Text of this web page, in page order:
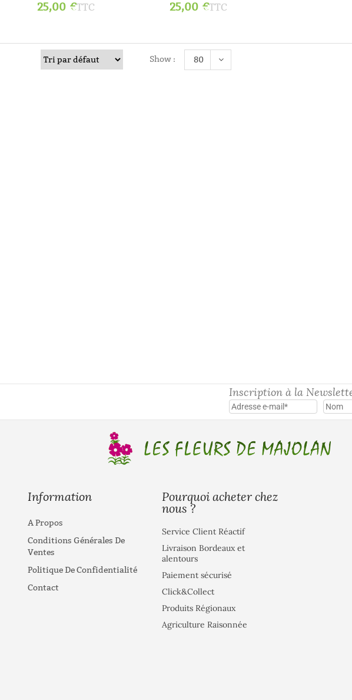
25,00 €TTC 25,00 €TTC
Show : 80
Inscription à la
Information
A Propos
Conditions Générales De
Ventes
Politique De Confidentialité
Contact
Pourquoi acheter chez
nous ?
Service Client Réactif
Livraison Bordeaux et
alentours
Paiement sécurisé
Click&Collect
Produits Régionaux
Agriculture Raisonnée